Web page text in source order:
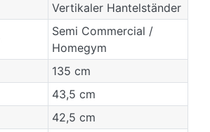
Vertikaler Hantelständer
Semi Commercial /
Homegym
135 cm
43,5 cm
42,5 cm